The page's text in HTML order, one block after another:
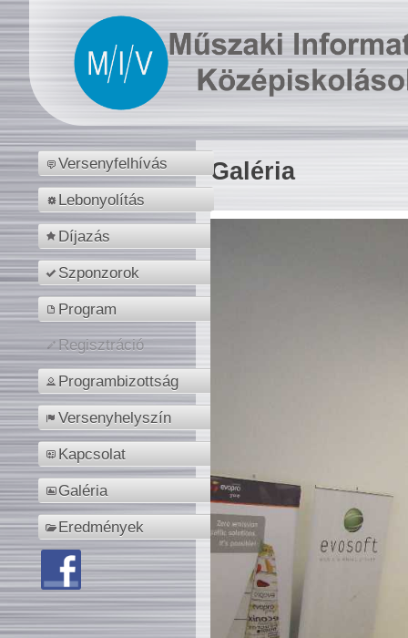
Versenyfelhívás
Lebonyolítás
Díjazás
Szponzorok
Program
Regisztráció
Programbizottság
Versenyhelyszín
Kapcsolat
Galéria
Eredmények
Galéria